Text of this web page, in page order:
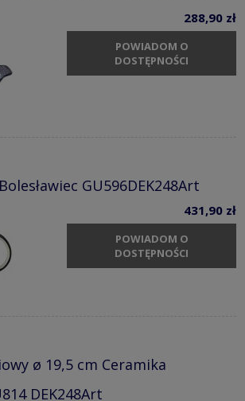
288,90 zł
POWIADOM O
DOSTĘPNOŚCI
GU596DEK248Art
431,90 zł
POWIADOM O
DOSTĘPNOŚCI
ø 19,5 cm Ceramika
DEK248Art